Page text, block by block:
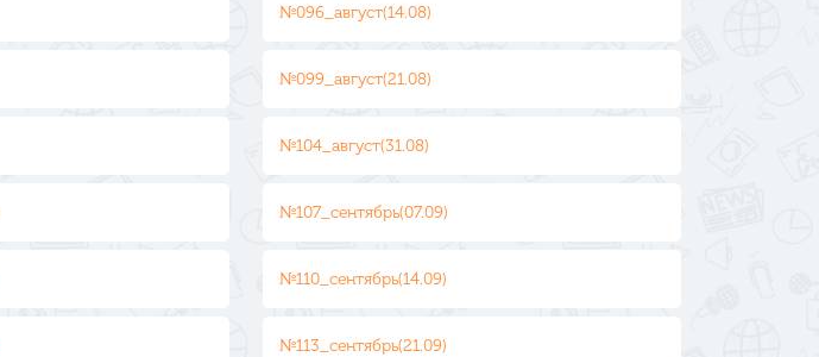
№096_август(14.08)
№099_август(21.08)
№104_август(31.08)
№107_сентябрь(07.09)
№110_сентябрь(14.09)
№113_сентябрь(21.09)